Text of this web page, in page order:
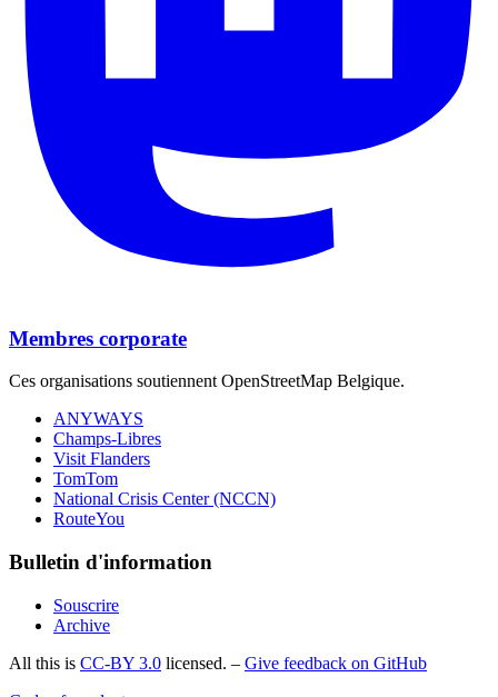
Membres corporate
Ces organisations soutiennent OpenStreetMap Belgique.
ANYWAYS
Champs-Libres
Visit Flanders
TomTom
National Crisis Center (NCCN)
RouteYou
Bulletin d'information
Souscrire
Archive
All this is CC-BY 3.0 licensed. – Give feedback on GitHub